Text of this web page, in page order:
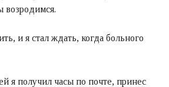
возродимся.
и я стал ждать, когда больного
я получил часы по почте, принес